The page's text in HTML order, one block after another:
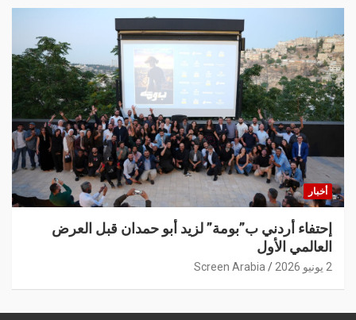
أخبار
إحتفاء أردني ب”بومة” لزيد أبو حمدان قبل العرض
العالمي الأول
2 يونيو 2026 Screen Arabia